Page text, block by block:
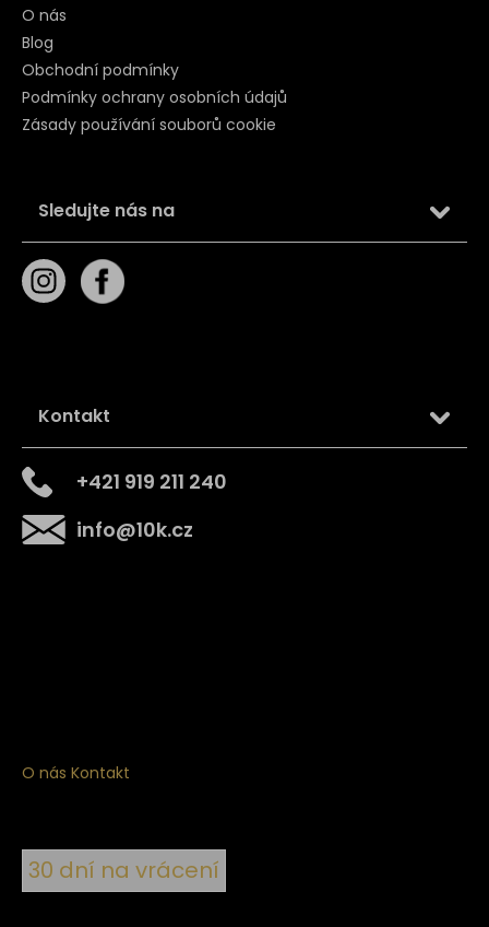
O nás
Blog
Obchodní podmínky
Podmínky ochrany osobních údajů
Zásady používání souborů cookie
Sledujte nás na
Kontakt
info@10k.cz
+421 919 211 240
O nás Kontakt
30 dní na vrácení